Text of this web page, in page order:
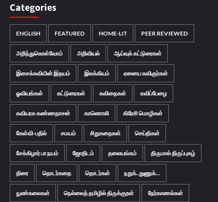
Categories
ENGLISH FEATURED HOME-LIT PEER REVIEWED
அறிந்துகொள்வோம் அறிவியல் ஆய்வுக் கட்டுரைகள்
இசைக்கவியின் இதயம் இலக்கியம் ஏனைய கவிஞர்கள்
ஓவியங்கள் கட்டுரைகள் கவிதைகள் கவிப்பேழை
கவியரசு கண்ணதாசன் காணொலி கிரேசி மொழிகள்
கேள்வி-பதில் சமயம் சிறுகதைகள் செய்திகள்
சேக்கிழார் பா நயம் ஜோதிடம் தலையங்கம் திருமால் திருப்புகழ்
திரை தொடர்கதை தொடர்கள் நறுக்..துணுக்...
நுண்கலைகள் நெல்லைத் தமிழில் திருக்குறள் நேர்காணல்கள்